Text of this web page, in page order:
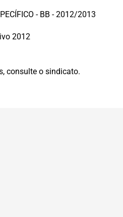
- BB - 2012/2013
2012
consulte o sindicato.